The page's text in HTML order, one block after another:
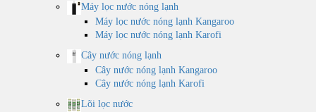
Máy lọc nước nóng lạnh
Máy lọc nước nóng lạnh Kangaroo
Máy lọc nước nóng lạnh Karofi
Cây nước nóng lạnh
Cây nước nóng lạnh Kangaroo
Cây nước nóng lạnh Karofi
Lõi lọc nước